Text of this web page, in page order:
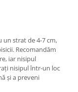
un strat de 4-7 cm,
Recomandăm
iar nisipul
nisipul într-un loc
și a preveni